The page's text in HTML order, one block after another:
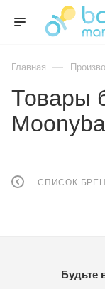
Главная —
Товары
СПИСОК
Будьте